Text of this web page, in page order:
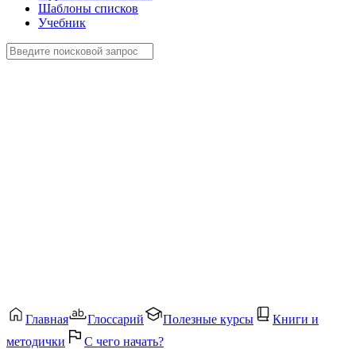
Шаблоны списков
Учебник
Главная Глоссарий Полезные курсы
Книги и
методички
С чего начать?